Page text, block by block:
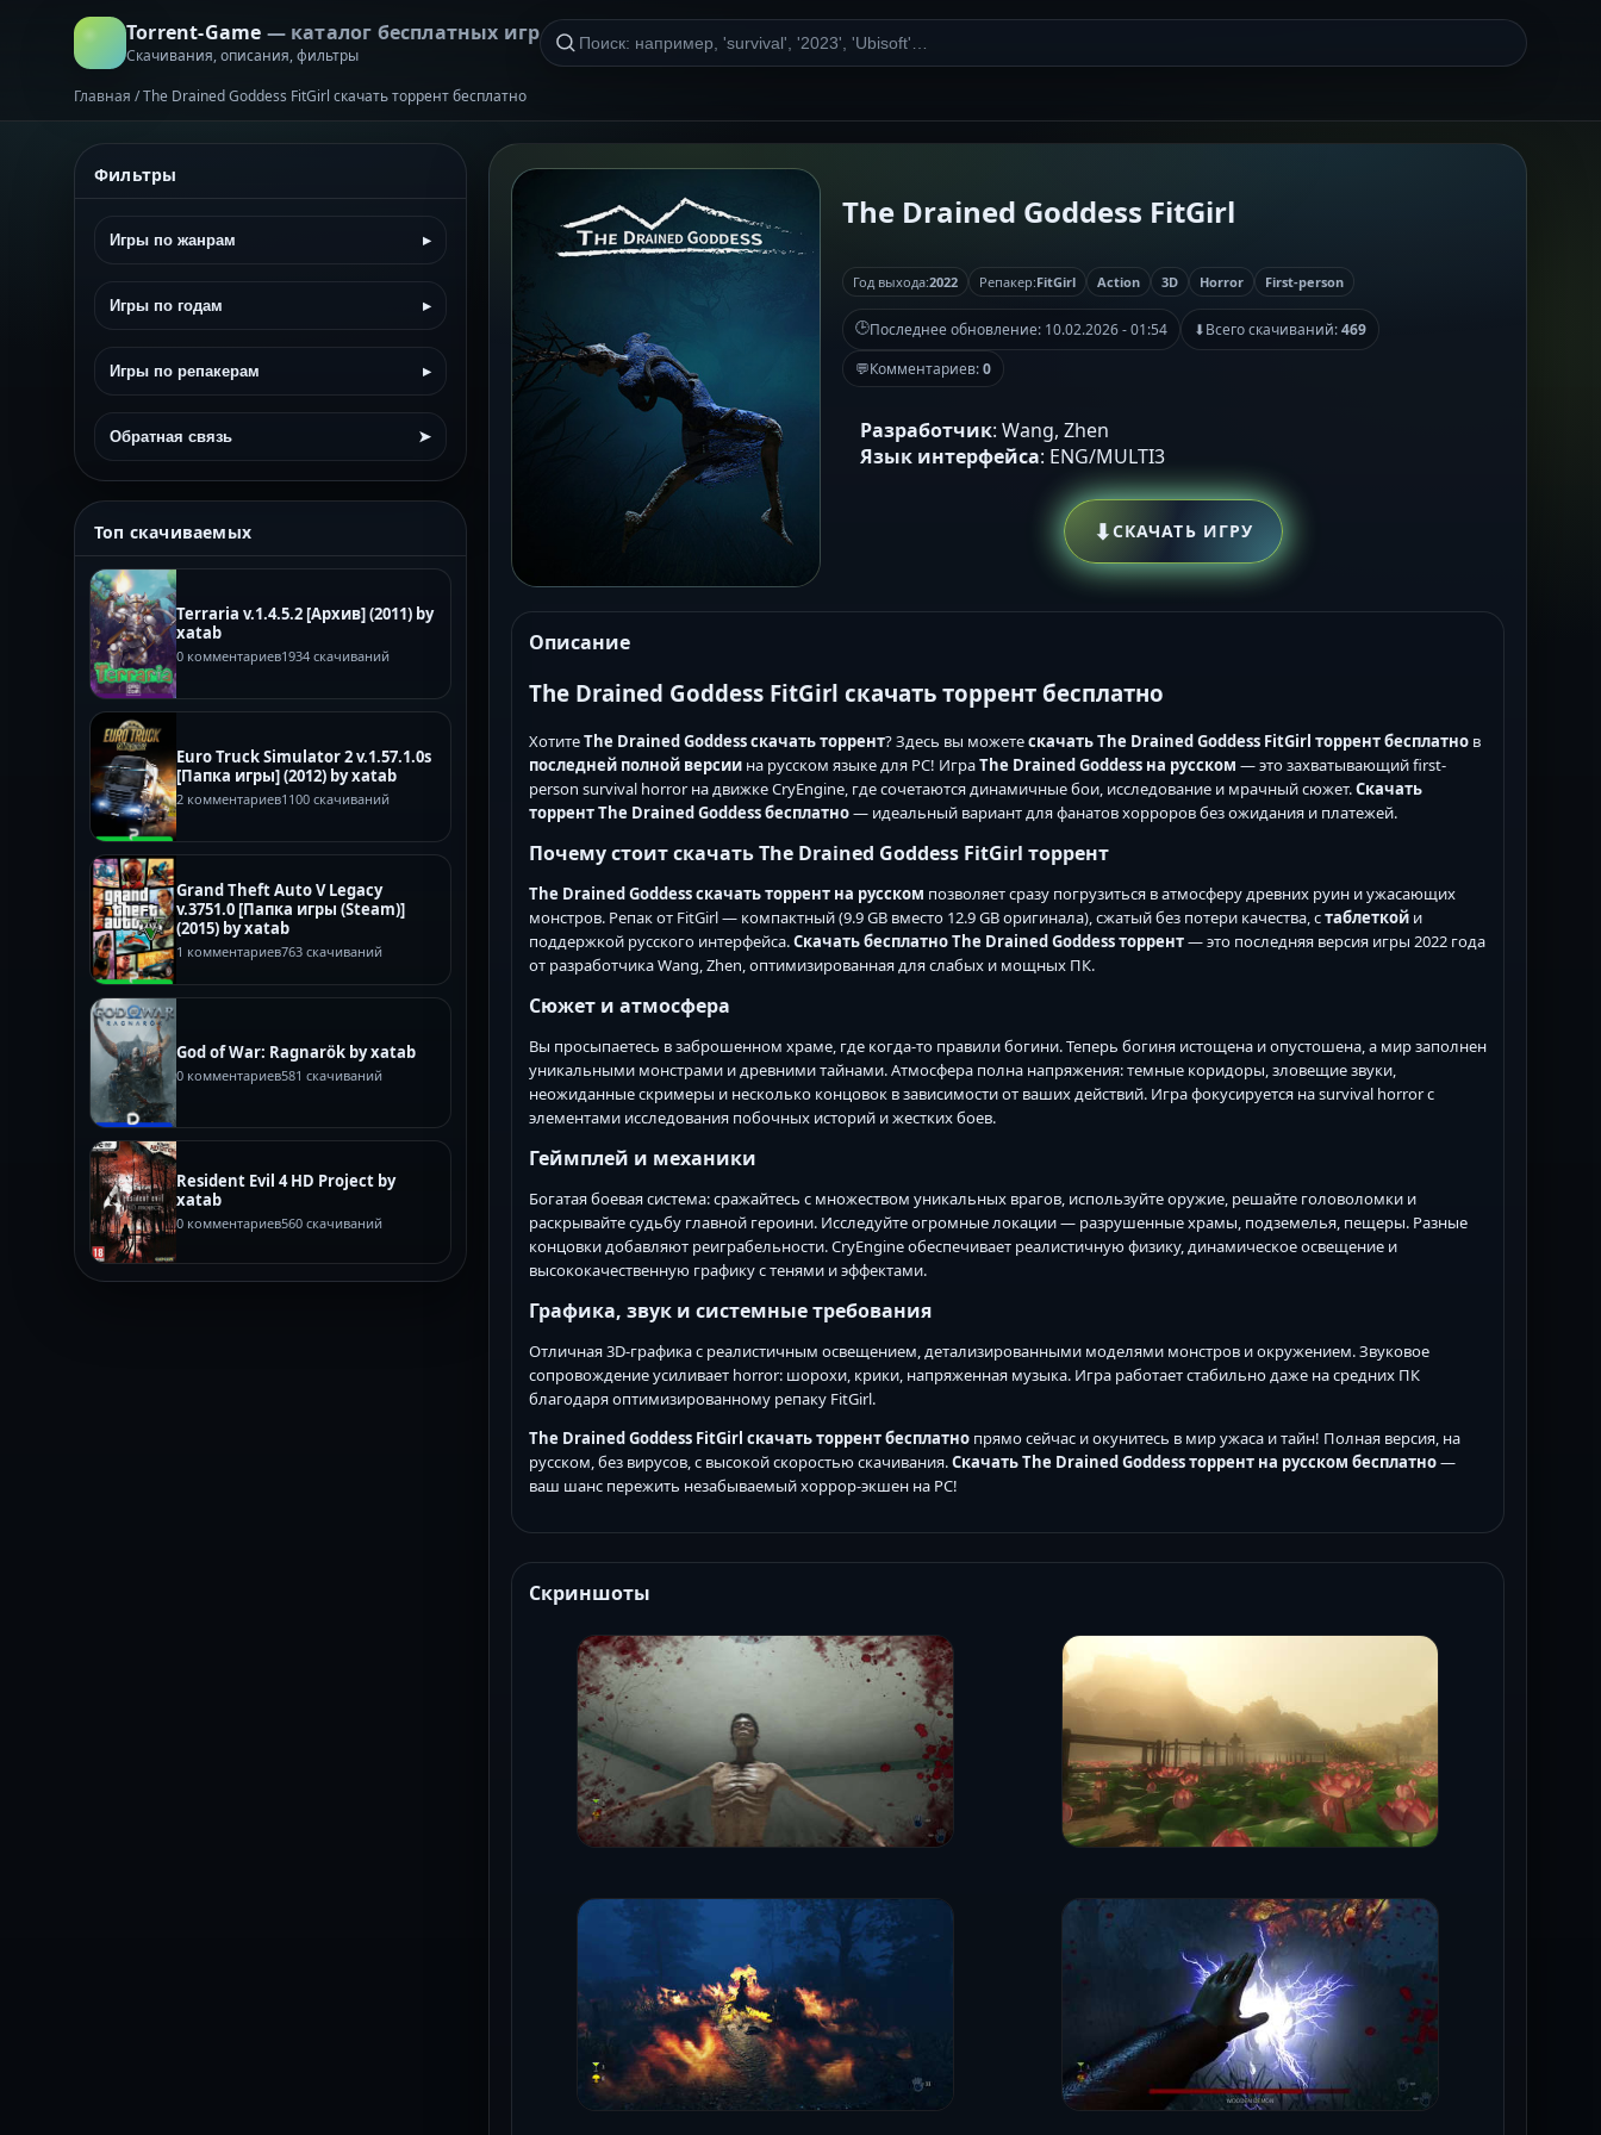
Torrent-Game — каталог бесплатных игр
Скачивания, описания, фильтры
Главная /The Drained Goddess FitGirl скачать торрент бесплатно
Фильтры
Игры по жанрам ▸
Игры по годам ▸
Игры по репакерам ▸
Обратная связь ➤
Топ скачиваемых
Terraria v.1.4.5.2 [Архив] (2011) by
xatab
0 комментариев1934 скачиваний
Euro Truck Simulator 2 v.1.57.1.0s
[Папка игры] (2012) by xatab
2 комментариев1100 скачиваний
Grand Theft Auto V Legacy
v.3751.0 [Папка игры (Steam)]
(2015) by xatab
1 комментариев763 скачиваний
God of War: Ragnarök by xatab
0 комментариев581 скачиваний
Resident Evil 4 HD Project by
xatab
0 комментариев560 скачиваний
The Drained Goddess FitGirl
Год выхода:2022 Репакер:FitGirl Action 3D Horror First-person
🕒Последнее обновление: 10.02.2026 - 01:54 ⬇Всего скачиваний:469
💬Комментариев:0
Разработчик: Wang, Zhen
Язык интерфейса: ENG/MULTI3
⬇СКАЧАТЬ ИГРУ
Описание
The Drained Goddess FitGirl скачать торрент бесплатно
ХотитеThe Drained Goddess скачать торрент? Здесь вы можетескачать The Drained Goddess FitGirl торрент бесплатно в
последней полной версии на русском языке для PC! ИграThe Drained Goddess на русском — это захватывающий first-
person survival horror на движке CryEngine, где сочетаются динамичные бои, исследование и мрачный сюжет.Скачать
торрент The Drained Goddess бесплатно— идеальный вариант для фанатов хорроров без ожидания и платежей.
Почему стоит скачать The Drained Goddess FitGirl торрент
The Drained Goddess скачать торрент на русском позволяет сразу погрузиться в атмосферу древних руин и ужасающих
монстров. Репак от FitGirl — компактный (9.9 GB вместо 12.9 GB оригинала), сжатый без потери качества, стаблеткой и
поддержкой русского интерфейса.Скачать бесплатно The Drained Goddess торрент— это последняя версия игры 2022 года
от разработчика Wang, Zhen, оптимизированная для слабых и мощных ПК.
Сюжет и атмосфера
Вы просыпаетесь в заброшенном храме, где когда-то правили богини. Теперь богиня истощена и опустошена, а мир заполнен
уникальными монстрами и древними тайнами. Атмосфера полна напряжения: темные коридоры, зловещие звуки,
неожиданные скримеры и несколько концовок в зависимости от ваших действий. Игра фокусируется на survival horror с
элементами исследования побочных историй и жестких боев.
Геймплей и механики
Богатая боевая система: сражайтесь с множеством уникальных врагов, используйте оружие, решайте головоломки и
раскрывайте судьбу главной героини. Исследуйте огромные локации — разрушенные храмы, подземелья, пещеры. Разные
концовки добавляют реиграбельности. CryEngine обеспечивает реалистичную физику, динамическое освещение и
высококачественную графику с тенями и эффектами.
Графика, звук и системные требования
Отличная 3D-графика с реалистичным освещением, детализированными моделями монстров и окружением. Звуковое
сопровождение усиливает horror: шорохи, крики, напряженная музыка. Игра работает стабильно даже на средних ПК
благодаря оптимизированному репаку FitGirl.
The Drained Goddess FitGirl скачать торрент бесплатно прямо сейчас и окунитесь в мир ужаса и тайн! Полная версия, на
русском, без вирусов, с высокой скоростью скачивания.Скачать The Drained Goddess торрент на русском бесплатно—
ваш шанс пережить незабываемый хоррор-экшен на PC!
Скриншоты